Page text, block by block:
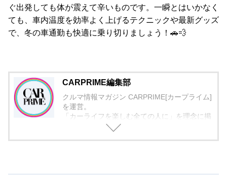
ぐ出発しても体が震えて辛いものです。一瞬とはいかなく
ても、車内温度を効率よく上げるテクニックや最新グッズ
で、冬の車通勤も快適に乗り切りましょう！🚗💨
CARPRIME編集部
クルマ情報マガジン CARPRIME[カープライム]
を運営。
「カーライフを楽しむ全ての人に」を理念に掲
げ、編集に取り組んでいます。